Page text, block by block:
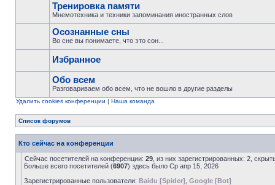
Тренировка памяти
Мнемотехника и техники запоминания иностранных слов
Осознанные сны
Во сне вы понимаете, что это сон...
Избранное
Обо всем
Разговариваем обо всем, что не вошло в другие разделы
Удалить cookies конференции | Наша команда
Список форумов
Кто сейчас на конференции
Сейчас посетителей на конференции: 29 , из них зарегистрированных: 2,
Больше всего посетителей (6907) здесь было Ср апр 15, 2026
Зарегистрированные пользователи: Baidu [Spider] Google [Bot]